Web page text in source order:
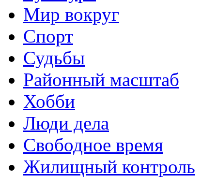
Мир вокруг
Спорт
Судьбы
Районный масштаб
Хобби
Люди дела
Свободное время
Жилищный контроль